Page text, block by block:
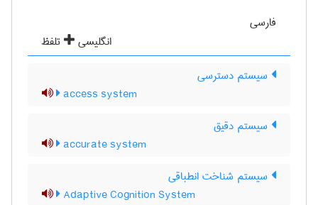
فارسی
انگلیسی
تلفظ
سیستم دسترسی
access system
سیستم دقیق
accurate system
سیستم شناخت انطباقی
Adaptive Cognition System